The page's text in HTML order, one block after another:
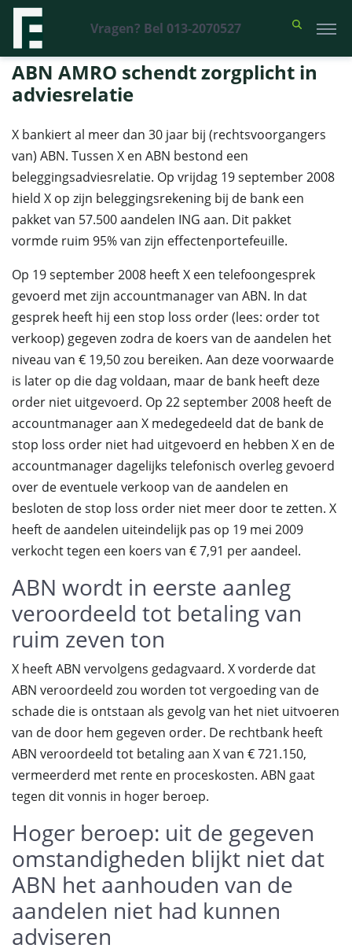
Vragen? Bel 013-2070527
Financieel Recht Advocaten >Uitspraken>ABN AMRO schendt
zorgplicht in adviesrelatie
ABN AMRO schendt zorgplicht in
adviesrelatie
X bankiert al meer dan 30 jaar bij (rechtsvoorgangers
van) ABN. Tussen X en ABN bestond een
beleggingsadviesrelatie. Op vrijdag 19 september 2008
hield X op zijn beleggingsrekening bij de bank een
pakket van 57.500 aandelen ING aan. Dit pakket
vormde ruim 95% van zijn effectenportefeuille.
Op 19 september 2008 heeft X een telefoongesprek
gevoerd met zijn accountmanager van ABN. In dat
gesprek heeft hij een stop loss order (lees: order tot
verkoop) gegeven zodra de koers van de aandelen het
niveau van € 19,50 zou bereiken. Aan deze voorwaarde
is later op die dag voldaan, maar de bank heeft deze
order niet uitgevoerd. Op 22 september 2008 heeft de
accountmanager aan X medegedeeld dat de bank de
stop loss order niet had uitgevoerd en hebben X en de
accountmanager dagelijks telefonisch overleg gevoerd
over de eventuele verkoop van de aandelen en
besloten de stop loss order niet meer door te zetten. X
heeft de aandelen uiteindelijk pas op 19 mei 2009
verkocht tegen een koers van € 7,91 per aandeel.
ABN wordt in eerste aanleg
veroordeeld tot betaling van
ruim zeven ton
X heeft ABN vervolgens gedagvaard. X vorderde dat
ABN veroordeeld zou worden tot vergoeding van de
schade die is ontstaan als gevolg van het niet uitvoeren
van de door hem gegeven order. De rechtbank heeft
ABN veroordeeld tot betaling aan X van € 721.150,
vermeerderd met rente en proceskosten. ABN gaat
tegen dit vonnis in hoger beroep.
Hoger beroep: uit de gegeven
omstandigheden blijkt niet dat
ABN het aanhouden van de
aandelen niet had kunnen
adviseren